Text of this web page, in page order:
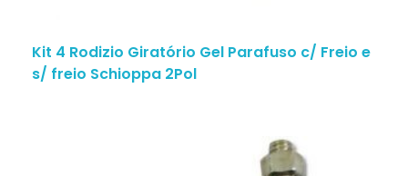
Kit 4 Rodizio Giratório Gel Parafuso c/ Freio e
s/ freio Schioppa 2Pol